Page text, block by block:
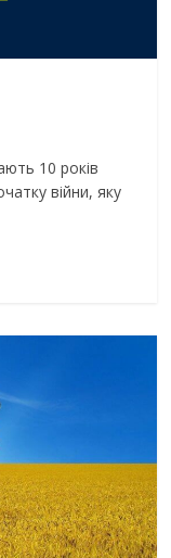
10 років
війни, яку